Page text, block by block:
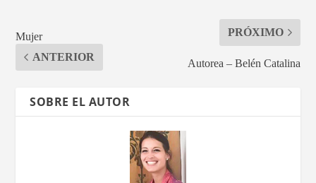
Mujer
ANTERIOR
PRÓXIMO
Autorea – Belén Catalina
SOBRE EL AUTOR